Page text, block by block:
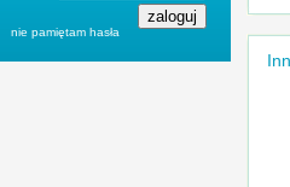
nie pamiętam hasła